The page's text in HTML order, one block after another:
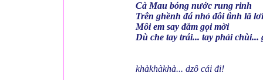
Cà Mau bóng nước rung rinh
Trên ghềnh đá nhỏ đôi tình lã lơi
Môi em say đắm gọi mời
Dù che tay trái... tay phải chùi...
khàkhàkhà... dzô cái đi!